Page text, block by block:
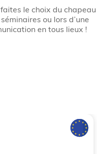
le choix du chapeau
ou lors d’une
en tous lieux !